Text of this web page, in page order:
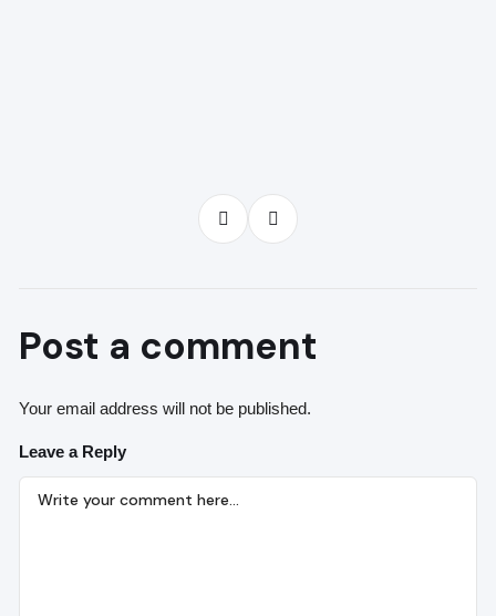
Post a comment
Your email address will not be published.
Leave a Reply